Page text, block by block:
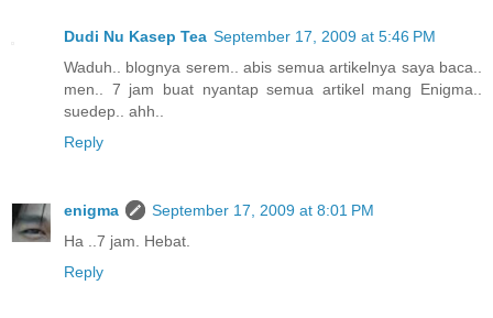
Dudi Nu Kasep Tea September 17, 2009 at 5:46 PM
Waduh.. blognya serem.. abis semua artikelnya saya baca..
men.. 7 jam buat nyantap semua artikel mang Enigma..
suedep.. ahh..
Reply
enigma
September 17, 2009 at 8:01 PM
Ha ..7 jam. Hebat.
Reply